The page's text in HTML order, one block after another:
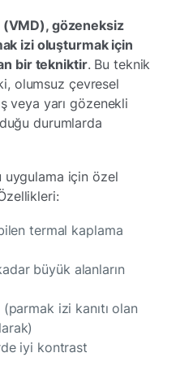
gözeneksiz
izi oluşturmak için
bir tekniktir. Bu teknik
olumsuz çevresel
veya yarı gözenekli
durumlarda
uygulama için özel
termal kaplama
büyük alanların
izi kanıtı olan
iyi kontrast